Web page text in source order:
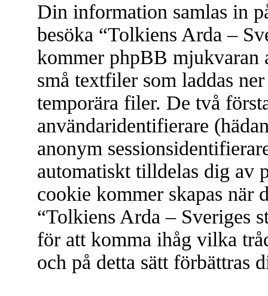
Din information samlas in
besöka “Tolkiens Arda –
kommer phpBB mjukvaran
små textfiler som laddas
temporära filer. De två
användaridentifierare
anonym
automatiskt tilldelas dig av
cookie kommer skapas när
“Tolkiens Arda – Sveriges
för att komma ihåg vilka
och på detta sätt förbättras